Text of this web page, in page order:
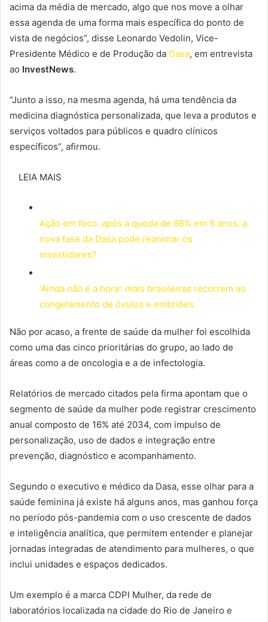
acima da média de mercado, algo que nos move a olhar
essa agenda de uma forma mais específica do ponto de
vista de negócios”, disse Leonardo Vedolin, Vice-
Presidente Médico e de Produção da Dasa, em entrevista
ao InvestNews.
“Junto a isso, na mesma agenda, há uma tendência da
medicina diagnóstica personalizada, que leva a produtos e
serviços voltados para públicos e quadro clínicos
específicos”, afirmou.
LEIA MAIS
Ação em foco: após a queda de 98% em 5 anos, a
nova fase da Dasa pode reanimar os
investidores?
‘Ainda não é a hora’: mais brasileiras recorrem ao
congelamento de óvulos e embriões
Não por acaso, a frente de saúde da mulher foi escolhida
como uma das cinco prioritárias do grupo, ao lado de
áreas como a de oncologia e a de infectologia.
Relatórios de mercado citados pela firma apontam que o
segmento de saúde da mulher pode registrar crescimento
anual composto de 16% até 2034, com impulso de
personalização, uso de dados e integração entre
prevenção, diagnóstico e acompanhamento.
Segundo o executivo e médico da Dasa, esse olhar para a
saúde feminina já existe há alguns anos, mas ganhou força
no período pós-pandemia com o uso crescente de dados
e inteligência analítica, que permitem entender e planejar
jornadas integradas de atendimento para mulheres, o que
inclui unidades e espaços dedicados.
Um exemplo é a marca CDPI Mulher, da rede de
laboratórios localizada na cidade do Rio de Janeiro e